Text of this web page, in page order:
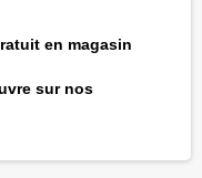
en magasin
sur nos